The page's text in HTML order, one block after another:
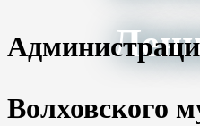
Волховского